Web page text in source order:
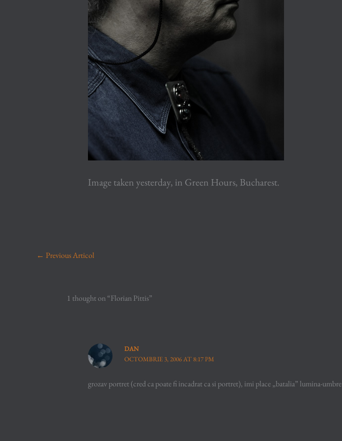
Image taken yesterday, in Green Hours, Bucharest.
← Previous Articol
1 thought on “Florian Pittis”
DAN
OCTOMBRIE 3, 2006 AT 8:17 PM
grozav portret (cred ca poate fi incadrat ca si portret), imi place „batalia” lumina-umbre